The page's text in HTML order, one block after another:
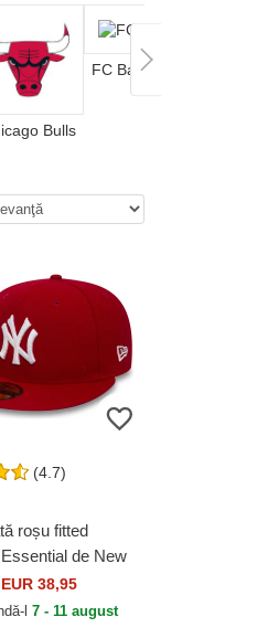
Bulls
FC Barcelona
(4.7)
roșu fitted
de New
MLB de New
EUR 38,95
l7 - 11 august